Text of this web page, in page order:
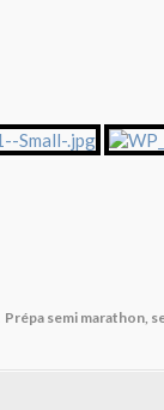
Prépa semi marathon,